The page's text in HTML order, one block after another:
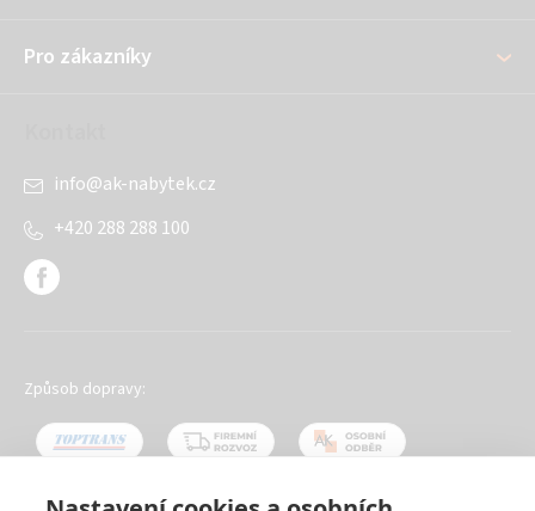
Pro zákazníky
info@ak-nabytek.cz
+420 288 288 100
Způsob dopravy: